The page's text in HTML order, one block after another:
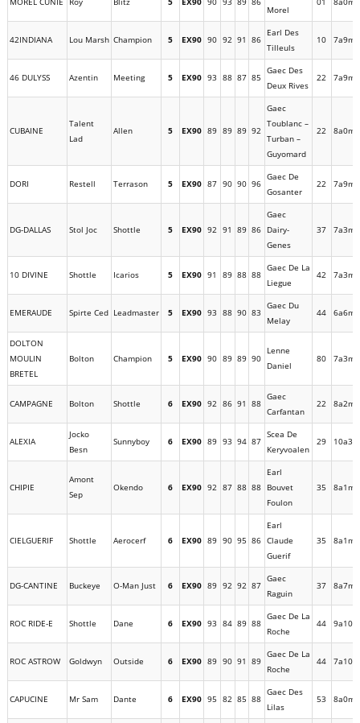
Morel
42INDIANA Lou Marsh Champion 5 EX90 90 92 91 86
Earl Des
Tilleuls
10 7a9m
46 DULYSS Azentin Meeting 5 EX90 93 88 87 85
Gaec Des
Deux Rives
22 7a9m
CUBAINE
Talent
Lad
Allen 5 EX90 89 89 89 92
Gaec
Toublanc –
Turban –
Guyomard
22 8a0m
DORI Restell Terrason 5 EX90 87 90 90 96
Gaec De
Gosanter
22 7a9m
DG-DALLAS Stol Joc Shottle 5 EX90 92 91 89 86
Gaec
Dairy-
Genes
37 7a3m
10 DIVINE Shottle Icarios 5 EX90 91 89 88 88
Gaec De La
Liegue
42 7a3m
EMERAUDE Spirte Ced Leadmaster 5 EX90 93 88 90 83
Gaec Du
Melay
44 6a6m
DOLTON
MOULIN
BRETEL
Bolton Champion 5 EX90 90 89 89 90
Lenne
Daniel
80 7a3m
CAMPAGNE Bolton Shottle 6 EX90 92 86 91 88
Gaec
Carfantan
22 8a2m
ALEXIA
Jocko
Besn
Sunnyboy 6 EX90 89 93 94 87
Scea De
Keryvoalen
29 10a3m
CHIPIE
Amont
Sep
Okendo 6 EX90 92 87 88 88
Earl
Bouvet
Foulon
35 8a1m
CIELGUERIF Shottle Aerocerf 6 EX90 89 90 95 86
Earl
Claude
Guerif
35 8a1m
DG-CANTINE Buckeye O-Man Just 6 EX90 89 92 92 87
Gaec
Raguin
37 8a7m
ROC RIDE-E Shottle Dane 6 EX90 93 84 89 88
Gaec De La
Roche
44 9a10m
ROC ASTROW Goldwyn Outside 6 EX90 89 90 91 89
Gaec De La
Roche
44 7a10m
CAPUCINE Mr Sam Dante 6 EX90 95 82 85 88
Gaec Des
Lilas
53 8a0m